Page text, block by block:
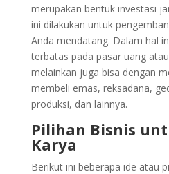
merupakan bentuk investasi
ini dilakukan untuk
Anda mendatang. Dalam hal
terbatas pada pasar uang
melainkan juga bisa dengan
membeli emas, reksadana,
produksi, dan lainnya.
Pilihan Bisnis
Karya
Berikut ini beberapa ide atau